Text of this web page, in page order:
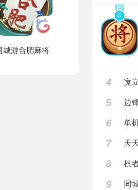
城游合肥麻将
4 宽
5 边
6 单
7 天
8 棋
9 同